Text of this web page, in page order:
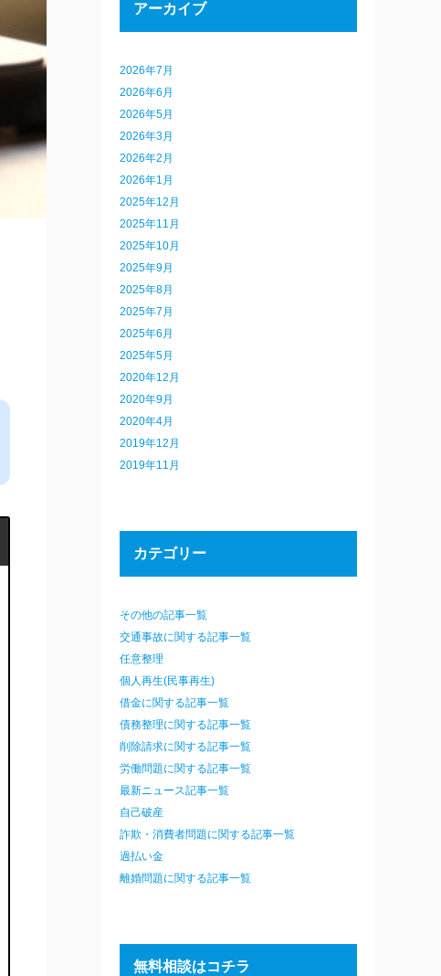
アーカイブ
2026年7月
2026年6月
2026年5月
2026年3月
2026年2月
2026年1月
2025年12月
2025年11月
2025年10月
2025年9月
2025年8月
2025年7月
2025年6月
2025年5月
2020年12月
2020年9月
2020年4月
2019年12月
2019年11月
カテゴリー
その他の記事一覧
交通事故に関する記事一覧
任意整理
個人再生(民事再生)
借金に関する記事一覧
債務整理に関する記事一覧
削除請求に関する記事一覧
労働問題に関する記事一覧
最新ニュース記事一覧
自己破産
詐欺・消費者問題に関する記事一覧
過払い金
離婚問題に関する記事一覧
無料相談はコチラ